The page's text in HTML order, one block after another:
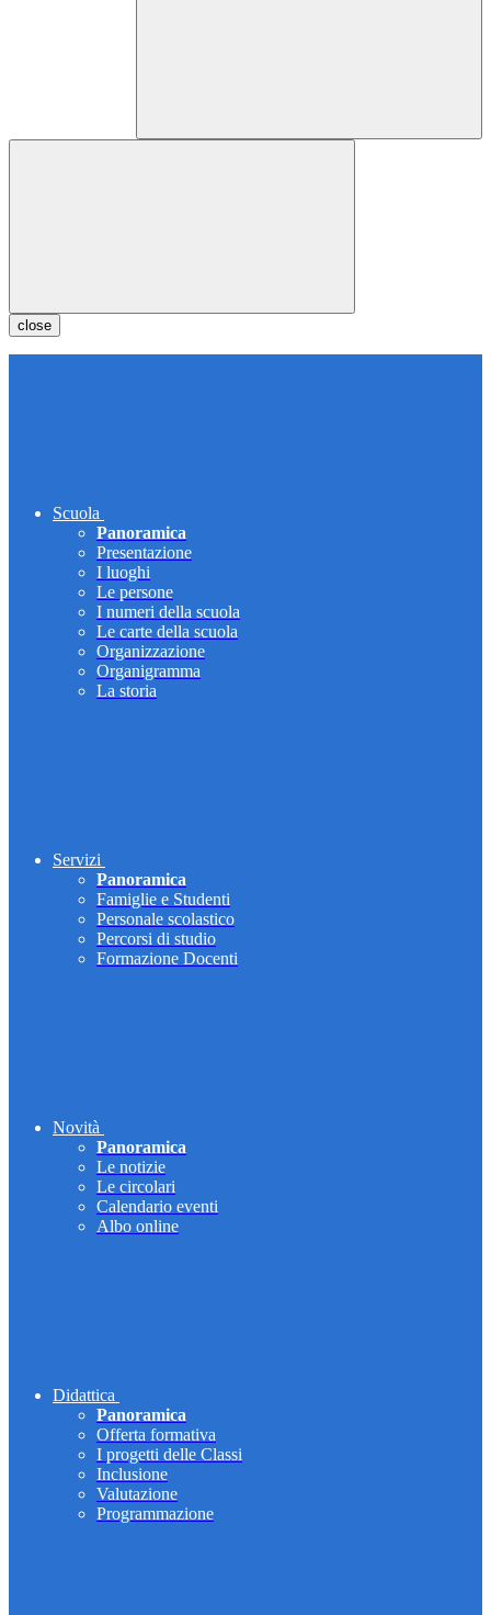
close
Scuola
Panoramica
Presentazione
I luoghi
Le persone
I numeri della scuola
Le carte della scuola
Organizzazione
Organigramma
La storia
Servizi
Panoramica
Famiglie e Studenti
Personale scolastico
Percorsi di studio
Formazione Docenti
Novità
Panoramica
Le notizie
Le circolari
Calendario eventi
Albo online
Didattica
Panoramica
Offerta formativa
I progetti delle Classi
Inclusione
Valutazione
Programmazione